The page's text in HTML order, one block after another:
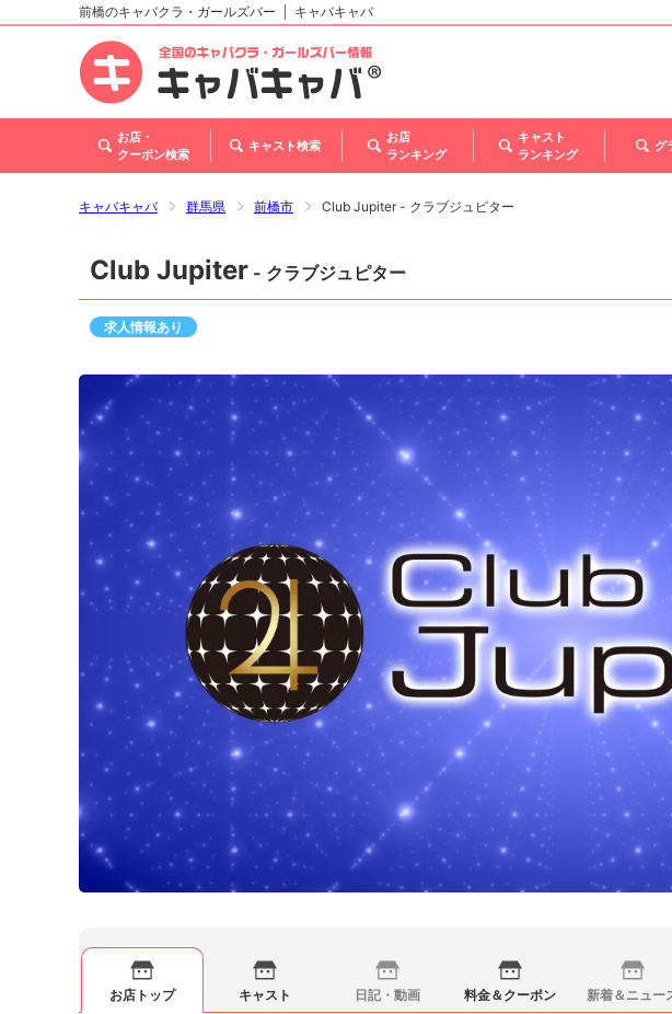
北海道
東北
甲信越・北陸
関西
前橋のキャバクラ・ガールズバー キャバキャバ
お店・
クーポン検索
キャスト検索
お店
ランキング
キャスト
ランキング
グ
キャバキャバ 群馬県 前橋市 Club Jupiter - クラブジュピター
Club Jupiter - クラブジュピター
求人情報あり
お店トップ キャスト 日記・動画 料金＆クーポン 新着＆ニュー